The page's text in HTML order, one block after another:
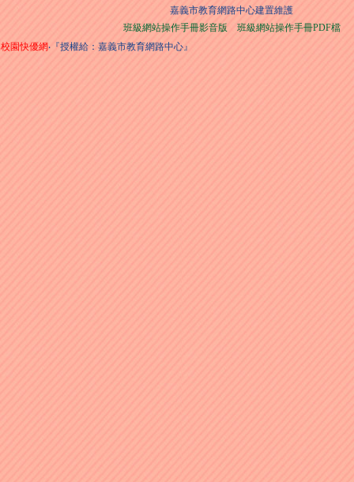
嘉義市教育網路中心建置維護
班級網站操作手冊影音版
班級網站操作手冊PDF檔
校園快優網‧『授權給：嘉義市教育網路中心』